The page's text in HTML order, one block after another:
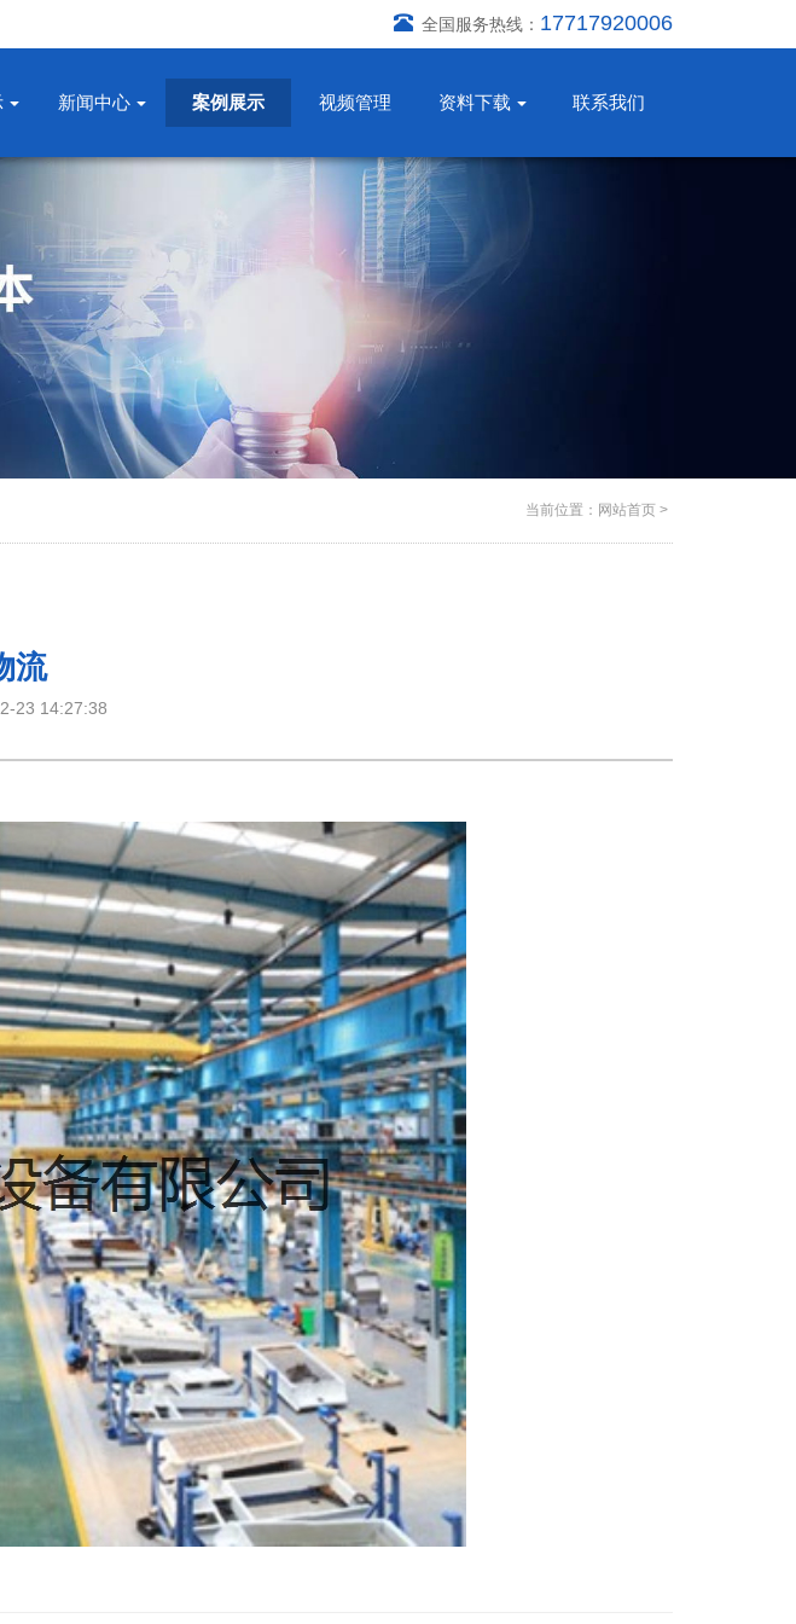
全国服务热线： 17717920006
新闻中心 案例展示 视频管理 资料下载 联系我们
当前位置： 网站首页 >
流
23 14:27:38